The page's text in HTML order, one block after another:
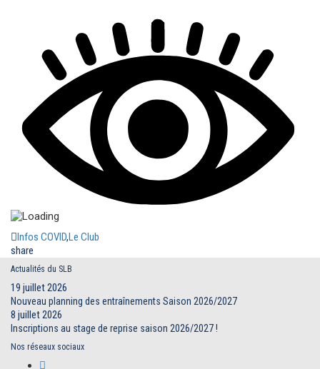
Infos COVID,Le Club
share
Actualités du SLB
19 juillet 2026
Nouveau planning des entraînements Saison 2026/2027
8 juillet 2026
Inscriptions au stage de reprise saison 2026/2027 !
Nos réseaux sociaux